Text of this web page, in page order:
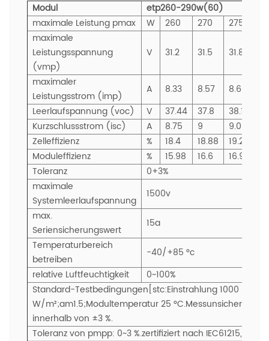
Modul
etp260-290w(60)
maximale Leistung pmax
W 260 270 275
maximale
Leistungsspannung
(vmp)
V 31.2 31.5 31.8
maximaler
Leistungsstrom (imp)
A 8.33 8.57 8.65
Leerlaufspannung (voc)
V 37.44 37.8 38.16
Kurzschlussstrom (isc)
A 8.75 9 9.08
Zelleffizienz
% 18.4 18.88 19.21
Moduleffizienz
% 15.98 16.6 16.9
Toleranz
0+3%
maximale
Systemleerlaufspannung
1500v
max.
Seriensicherungswert
15a
Temperaturbereich
betreiben
-40/+85 °c
relative Luftfeuchtigkeit
0~100%
Standard-Testbedingungen[stc:Einstrahlung 1000
W/m²;am1.5;Modultemperatur 25 °C.Messunsicherheit
innerhalb von ±3 %.
Toleranz von pmpp: 0~3 %.zertifiziert nach